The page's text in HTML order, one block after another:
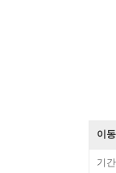
이
기